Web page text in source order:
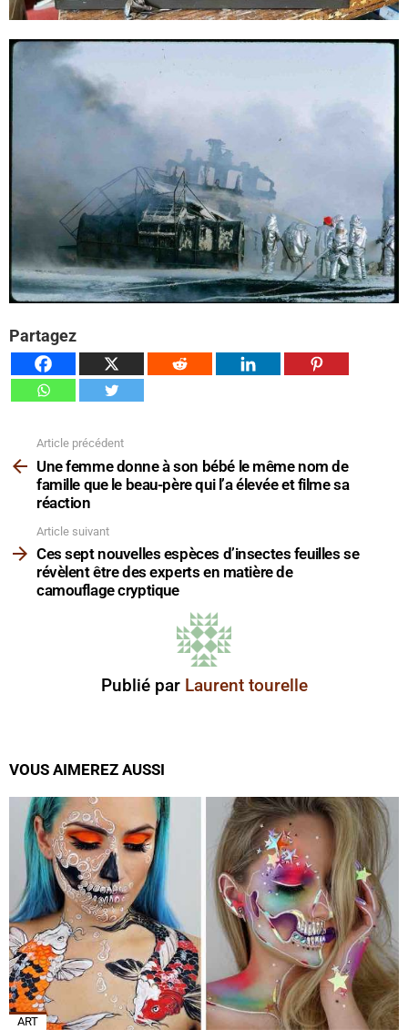
Partagez
plus
Article précédent
Une femme donne à son bébé le même nom de
famille que le beau-père qui l’a élevée et filme sa
réaction
Article suivant
Ces sept nouvelles espèces d’insectes feuilles se
révèlent être des experts en matière de
camouflage cryptique
Publié par Laurent tourelle
VOUS AIMEREZ AUSSI
ART